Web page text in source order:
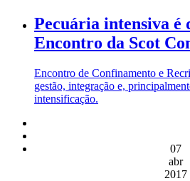
Pecuária intensiva é
Encontro da Scot
Encontro de Confinamento e
gestão, integração e,
intensificação.
07
abr
2017